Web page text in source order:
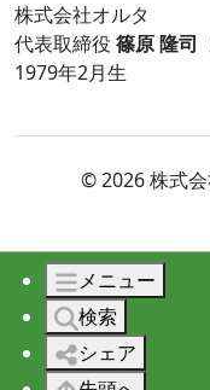
株式会社オルタ
代表取締役 篠原 隆司
1979年2月生
© 2026 株式
メニュー
検索
シェア